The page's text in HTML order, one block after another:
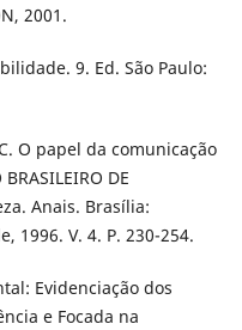
2001.
9. Ed. São Paulo:
O papel da comunicação
DE
Anais. Brasília:
1996. V. 4. P. 230-254.
Evidenciação dos
e Focada na